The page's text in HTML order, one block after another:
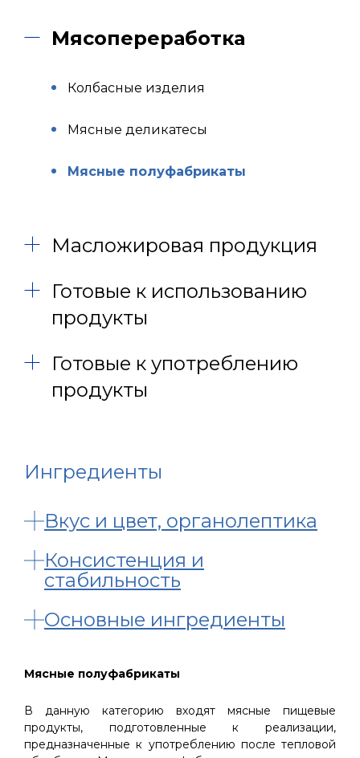
Мясопереработка
Колбасные изделия
Мясные деликатесы
Мясные полуфабрикаты
Масложировая продукция
Готовые к использованию
продукты
Готовые к употреблению
продукты
Ингредиенты
Вкус и цвет, органолептика
Консистенция и
стабильность
Основные ингредиенты
Мясные полуфабрикаты
В данную категорию входят мясные пищевые
продукты, подготовленные к реализации,
предназначенные к употреблению после тепловой